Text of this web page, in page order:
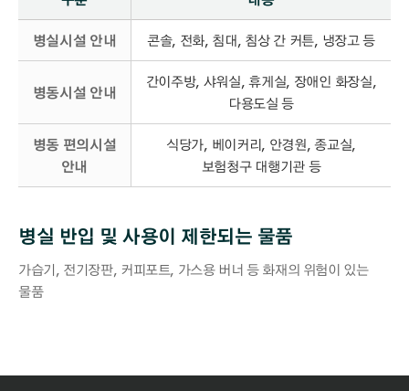
병실시설 안내 콘솔, 전화, 침대, 침상 간 커튼, 냉장고 등
병동시설 안내
간이주방, 샤워실, 휴게실, 장애인 화장실,
다용도실 등
병동 편의시설
안내
식당가, 베이커리, 안경원, 종교실,
보험청구 대행기관 등
병실 반입 및 사용이 제한되는 물품
가습기, 전기장판, 커피포트, 가스용 버너 등 화재의 위험이 있는
물품